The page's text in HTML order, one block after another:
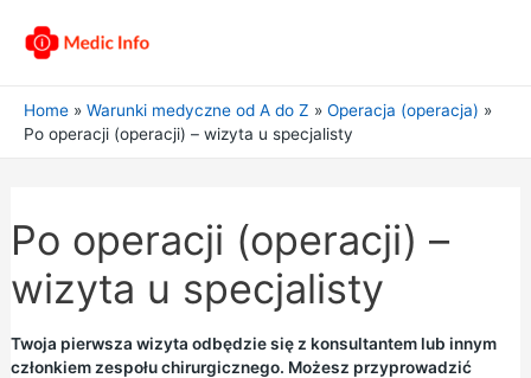
Home Warunki medyczne od A do Z
Operacja (operacja)
Po operacji (operacji) – wizyta u specjalisty
Po operacji (operacji) –
wizyta u specjalisty
Twoja pierwsza wizyta odbędzie się z konsultantem lub innym
członkiem zespołu chirurgicznego. Możesz przyprowadzić